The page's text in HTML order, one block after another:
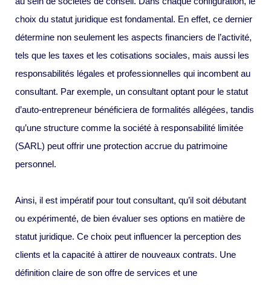
choix du statut juridique est fondamental. En effet, ce dernier
détermine non seulement les aspects financiers de l’activité,
tels que les taxes et les cotisations sociales, mais aussi les
responsabilités légales et professionnelles qui incombent au
consultant. Par exemple, un consultant optant pour le statut
d’auto-entrepreneur bénéficiera de formalités allégées, tandis
qu’une structure comme la société à responsabilité limitée
(SARL) peut offrir une protection accrue du patrimoine
personnel.
Ainsi, il est impératif pour tout consultant, qu’il soit débutant
ou expérimenté, de bien évaluer ses options en matière de
statut juridique. Ce choix peut influencer la perception des
clients et la capacité à attirer de nouveaux contrats. Une
définition claire de son offre de services et une